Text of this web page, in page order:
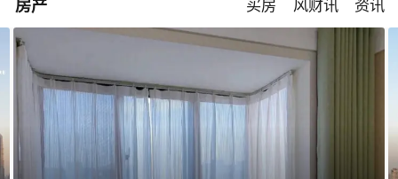
房产 买房 风财讯 资讯